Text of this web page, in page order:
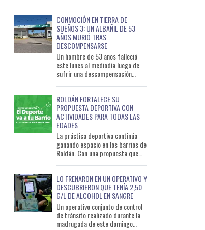
CONMOCIÓN EN TIERRA DE
SUEÑOS 3: UN ALBAÑIL DE 53
AÑOS MURIÓ TRAS
DESCOMPENSARSE
Un hombre de 53 años falleció
este lunes al mediodía luego de
sufrir una descompensación
ROLDÁN FORTALECE SU
PROPUESTA DEPORTIVA CON
ACTIVIDADES PARA TODAS LAS
EDADES
La práctica deportiva continúa
ganando espacio en los barrios de
Roldán. Con una propuesta que
LO FRENARON EN UN OPERATIVO Y
DESCUBRIERON QUE TENÍA 2,50
G/L DE ALCOHOL EN SANGRE
Un operativo conjunto de control
de tránsito realizado durante la
madrugada de este domingo